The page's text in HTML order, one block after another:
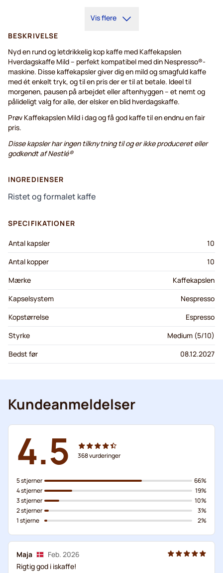
Vis flere
BESKRIVELSE
Nyd en rund og letdrikkelig kop kaffe med Kaffekapslen
Hverdagskaffe Mild – perfekt kompatibel med din Nespresso®-
maskine. Disse kaffekapsler giver dig en mild og smagfuld kaffe
med ét enkelt tryk, og til en pris der er til at betale. Ideel til
morgenen, pausen på arbejdet eller aftenhyggen – et nemt og
pålideligt valg for alle, der elsker en blid hverdagskaffe.
Prøv Kaffekapslen Mild i dag og få god kaffe til en endnu en fair
pris.
Disse kapsler har ingen tilknytning til og er ikke produceret eller
godkendt af Nestlé®
INGREDIENSER
Ristet og formalet kaffe
SPECIFIKATIONER
Antal kapsler
10
Antal kopper
10
Mærke
Kaffekapslen
Kapselsystem
Nespresso
Kopstørrelse
Espresso
Styrke
Medium (5/10)
Bedst før
08.12.2027
Kundeanmeldelser
4.5 368vurderinger
5 stjerner
4 stjerner
3 stjerner
2 stjerner
1 stjerne
66%
19%
10%
3%
2%
Maja
Feb. 2026
Rigtig god i iskaffe!